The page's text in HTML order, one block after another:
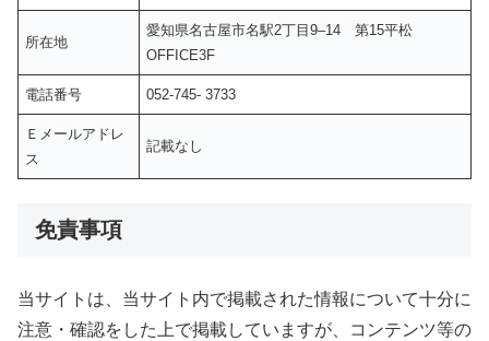
所在地
愛知県名古屋市名駅2丁目9–14 第15平松
OFFICE3F
電話番号 052-745- 3733
Ｅメールアドレ
ス
記載なし
免責事項
当サイトは、当サイト内で掲載された情報について十分に
注意・確認をした上で掲載していますが、コンテンツ等の